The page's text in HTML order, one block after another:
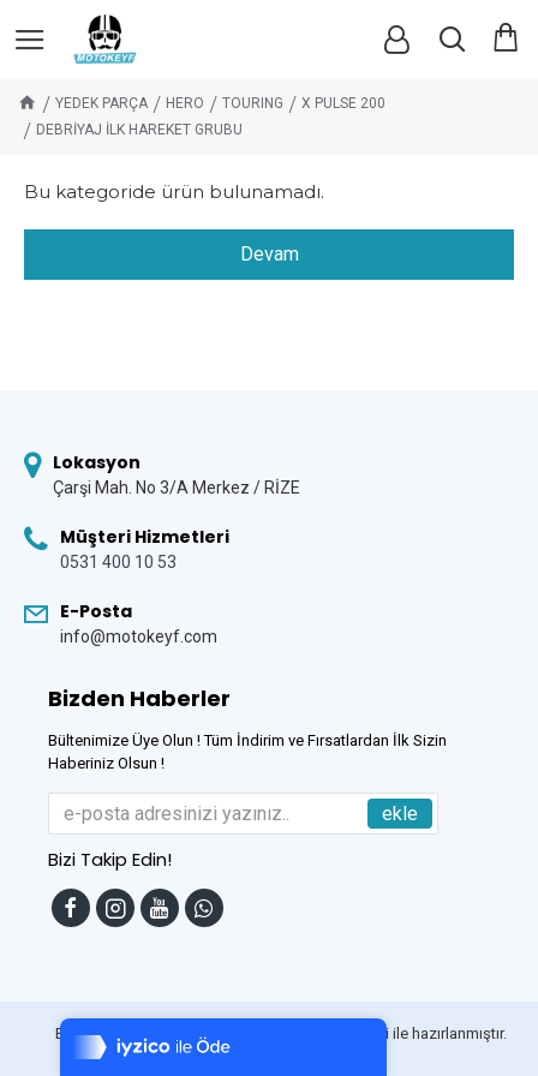
7/24 Canlı Destek
%100 Sorunsuz Alışveriş
YEDEK PARÇA HERO TOURING
X PULSE 200
DEBRİYAJ İLK HAREKET GRUBU
Bu kategoride ürün bulunamadı.
Devam
Lokasyon
Çarşi Mah. No 3/A Merkez / RİZE
Müşteri Hizmetleri
0531 400 10 53
E-Posta
info@motokeyf.com
Bizden Haberler
Bültenimize Üye Olun ! Tüm İndirim ve Fırsatlardan İlk Sizin
Haberiniz Olsun !
ekle
Bizi Takip Edin!
Bu Site DumanSoft Gelişmiş E-Ticaret sistemleri ile hazırlanmıştır.